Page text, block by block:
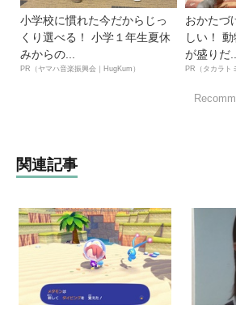
小学校に慣れた今だからじっ
くり選べる！ 小学１年生夏休
みからの...
PR（ヤマハ音楽振興会｜HugKum）
おかたづ
しい！
が盛りだ
PR（タカラト
関連記事